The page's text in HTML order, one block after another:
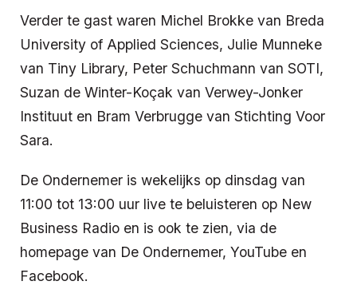
Verder te gast waren Michel Brokke van Breda
University of Applied Sciences, Julie Munneke
van Tiny Library, Peter Schuchmann van SOTI,
Suzan de Winter-Koçak van Verwey-Jonker
Instituut en Bram Verbrugge van Stichting Voor
Sara.
De Ondernemer is wekelijks op dinsdag van
11:00 tot 13:00 uur live te beluisteren op New
Business Radio en is ook te zien, via de
homepage van De Ondernemer, YouTube en
Facebook.